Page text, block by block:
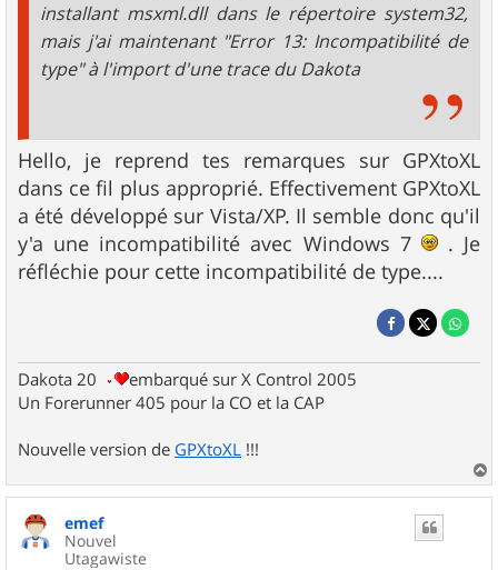
installant msxml.dll dans le répertoire system32,
mais j'ai maintenant "Error 13: Incompatibilité de
type" à l'import d'une trace du Dakota
Hello, je reprend tes remarques sur GPXtoXL
dans ce fil plus approprié. Effectivement GPXtoXL
a été développé sur Vista/XP. Il semble donc qu'il
y'a une incompatibilité avec Windows 7
. Je
réfléchie pour cette incompatibilité de type....
Dakota 20
embarqué sur X Control 2005
Un Forerunner 405 pour la CO et la CAP
Nouvelle version de GPXtoXL !!!
a
u
emef
Nouvel
Utagawiste